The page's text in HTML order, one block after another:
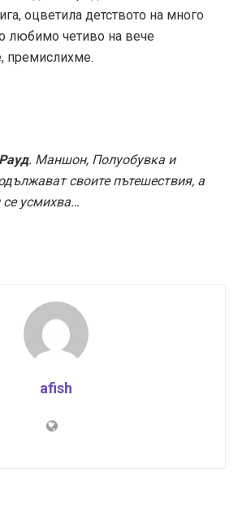
оцветила детството на много
любимо четиво на вече
премислихме.
. Маншон, Полуобувка и
своите пътешествия, а
се усмихва…
afish